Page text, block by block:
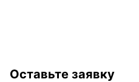
Оставьте заявку